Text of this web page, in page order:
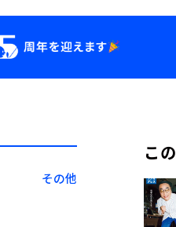
その他
こ